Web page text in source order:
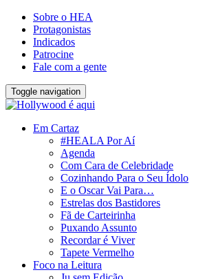
Sobre o HEA
Protagonistas
Indicados
Patrocine
Fale com a gente
Toggle navigation
Em Cartaz
#HEALA Por Aí
Agenda
Com Cara de Celebridade
Cozinhando Para o Seu Ídolo
E o Oscar Vai Para…
Estrelas dos Bastidores
Fã de Carteirinha
Puxando Assunto
Recordar é Viver
Tapete Vermelho
Foco na Leitura